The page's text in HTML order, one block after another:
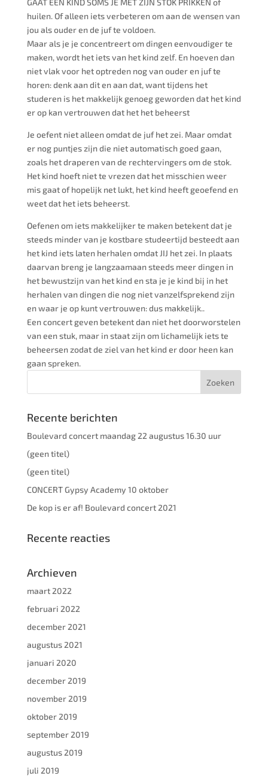
GAAT EEN KIND SOMS JE MET ZIJN STOK PRIKKEN of
huilen. Of alleen iets verbeteren om aan de wensen van
jou als ouder en de juf te voldoen.
Maar als je je concentreert om dingen eenvoudiger te
maken, wordt het iets van het kind zelf. En hoeven dan
niet vlak voor het optreden nog van ouder en juf te
horen: denk aan dit en aan dat, want tijdens het
studeren is het makkelijk genoeg geworden dat het kind
er op kan vertrouwen dat het het beheerst
Je oefent niet alleen omdat de juf het zei. Maar omdat
er nog puntjes zijn die niet automatisch goed gaan,
zoals het draperen van de rechtervingers om de stok.
Het kind hoeft niet te vrezen dat het misschien weer
mis gaat of hopelijk net lukt, het kind heeft geoefend en
weet dat het iets beheerst.
Oefenen om iets makkelijker te maken betekent dat je
steeds minder van je kostbare studeertijd besteedt aan
het kind iets laten herhalen omdat JIJ het zei. In plaats
daarvan breng je langzaamaan steeds meer dingen in
het bewustzijn van het kind en sta je je kind bij in het
herhalen van dingen die nog niet vanzelfsprekend zijn
en waar je op kunt vertrouwen: dus makkelijk..
Een concert geven betekent dan niet het doorworstelen
van een stuk, maar in staat zijn om lichamelijk iets te
beheersen zodat de ziel van het kind er door heen kan
gaan spreken.
Recente berichten
Boulevard concert maandag 22 augustus 16.30 uur
(geen titel)
(geen titel)
CONCERT Gypsy Academy 10 oktober
De kop is er af! Boulevard concert 2021
Recente reacties
Archieven
maart 2022
februari 2022
december 2021
augustus 2021
januari 2020
december 2019
november 2019
oktober 2019
september 2019
augustus 2019
juli 2019